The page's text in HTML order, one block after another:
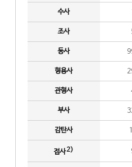
수사
조사
동사
형용사
관형사
부사
감탄사
접사2)